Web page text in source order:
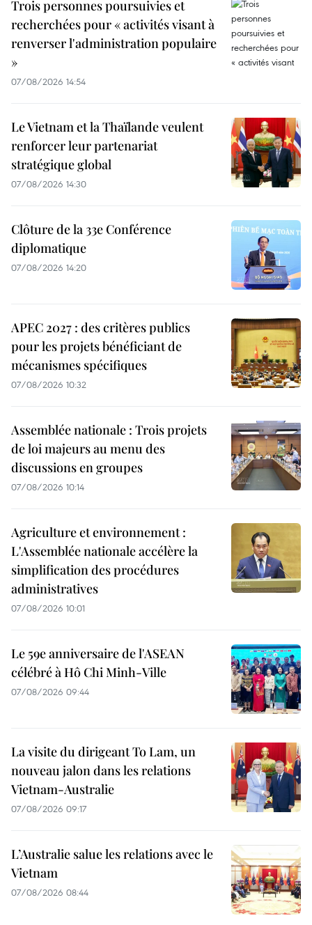
Trois personnes poursuivies et
recherchées pour « activités visant à
renverser l'administration populaire
»
07/08/2026 14:54
Le Vietnam et la Thaïlande veulent
renforcer leur partenariat
stratégique global
07/08/2026 14:30
Clôture de la 33e Conférence
diplomatique
07/08/2026 14:20
APEC 2027 : des critères publics
pour les projets bénéficiant de
mécanismes spécifiques
07/08/2026 10:32
Assemblée nationale : Trois projets
de loi majeurs au menu des
discussions en groupes
07/08/2026 10:14
Agriculture et environnement :
L'Assemblée nationale accélère la
simplification des procédures
administratives
07/08/2026 10:01
Le 59e anniversaire de l'ASEAN
célébré à Hô Chi Minh-Ville
07/08/2026 09:44
La visite du dirigeant To Lam, un
nouveau jalon dans les relations
Vietnam-Australie
07/08/2026 09:17
L’Australie salue les relations avec le
Vietnam
07/08/2026 08:44